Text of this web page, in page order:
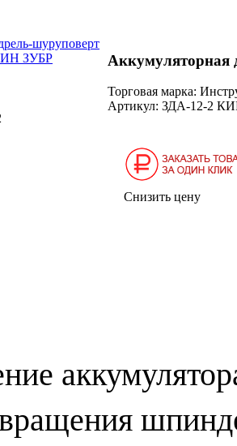
Торговая марка:
Артикул: ЗДА-12-2
Снизить цену